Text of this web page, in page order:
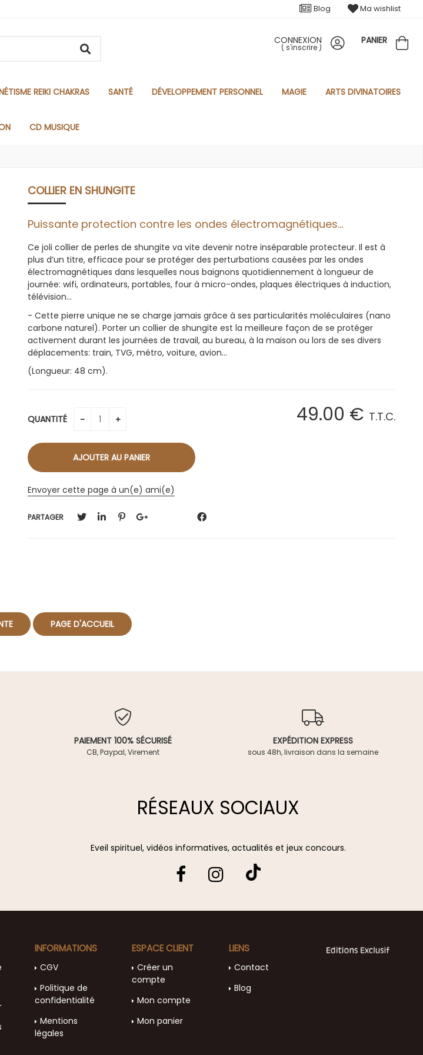
CONNEXION
( s'inscrire )
PANIER
REIKI CHAKRAS SANTÉ DÉVELOPPEMENT PERSONNEL MAGIE ARTS DIVINATOIRES
CD MUSIQUE
COLLIER EN SHUNGITE
Puissante protection contre les ondes électromagnétiques...
Ce joli collier de perles de shungite va vite devenir notre inséparable protecteur. Il est à
plus d’un titre, efficace pour se protéger des perturbations causées par les ondes
électromagnétiques dans lesquelles nous baignons quotidiennement à longueur de
journée: wifi, ordinateurs, portables, four à micro-ondes, plaques électriques à induction,
télévision…
- Cette pierre unique ne se charge jamais grâce à ses particularités moléculaires (nano
carbone naturel). Porter un collier de shungite est la meilleure façon de se protéger
activement durant les journées de travail, au bureau, à la maison ou lors de ses divers
déplacements: train, TVG, métro, voiture, avion…
(Longueur: 48 cm).
49.00 € T.T.C.
QUANTITÉ
Envoyer cette page à un(e) ami(e)
PARTAGER
Blog Ma wishlist
PAIEMENT 100% SÉCURISÉ
CB, Paypal, Virement
EXPÉDITION EXPRESS
sous 48h, livraison dans la semaine
RÉSEAUX SOCIAUX
Eveil spirituel, vidéos informatives, actualités et jeux concours.
INFORMATIONS
CGV
Politique de
confidentialité
Mentions
légales
LIENS
Contact
Blog
ESPACE CLIENT
Créer un
compte
Mon compte
Mon panier